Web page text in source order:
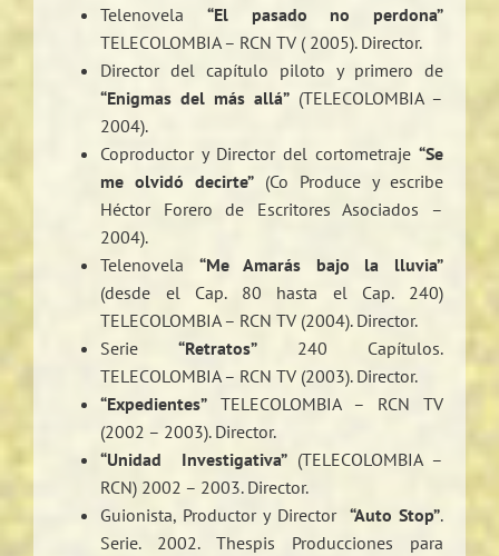
Telenovela “El pasado no perdona”
TELECOLOMBIA – RCN TV ( 2005). Director.
Director del capítulo piloto y primero de
“Enigmas del más allá” (TELECOLOMBIA –
2004).
Coproductor y Director del cortometraje “Se
me olvidó decirte” (Co Produce y escribe
Héctor Forero de Escritores Asociados –
2004).
Telenovela “Me Amarás bajo la lluvia”
(desde el Cap. 80 hasta el Cap. 240)
TELECOLOMBIA – RCN TV (2004). Director.
Serie “Retratos” 240 Capítulos.
TELECOLOMBIA – RCN TV (2003). Director.
“Expedientes” TELECOLOMBIA – RCN TV
(2002 – 2003). Director.
“Unidad Investigativa” (TELECOLOMBIA –
RCN) 2002 – 2003. Director.
Guionista, Productor y Director “Auto Stop”.
Serie. 2002. Thespis Producciones para